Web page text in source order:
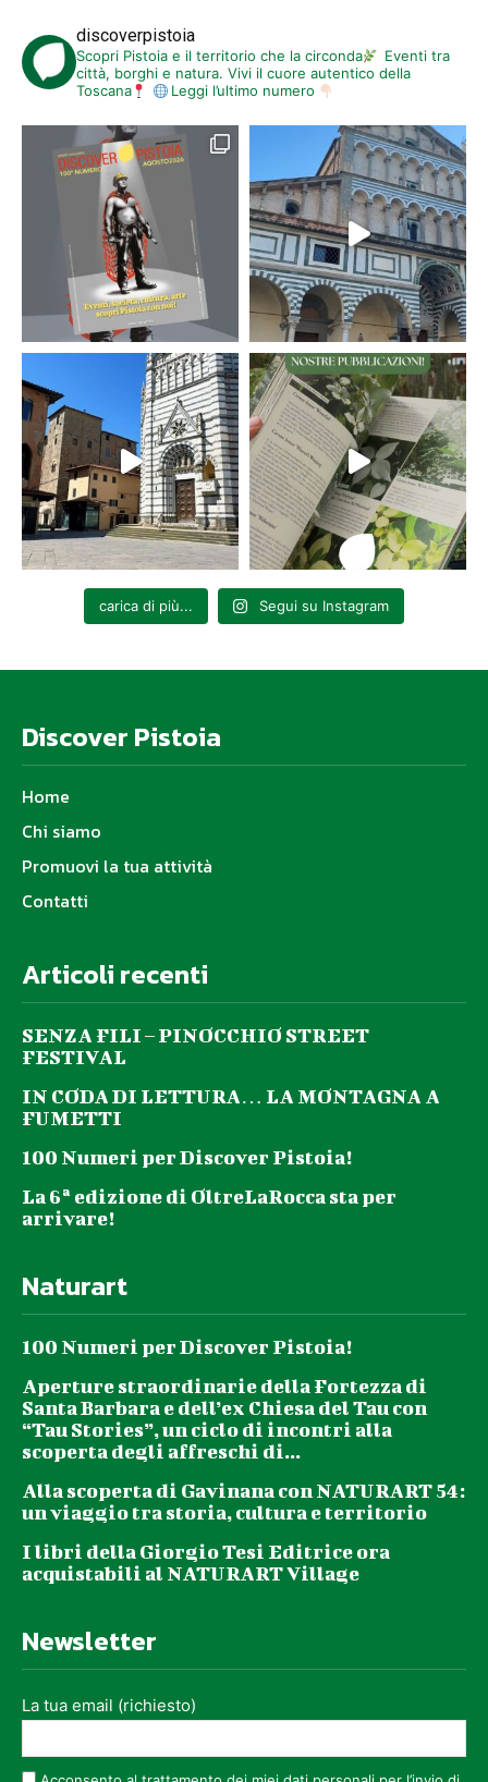
discoverpistoia
Scopri Pistoia e il territorio che la circonda
Eventi tra
città, borghi e natura. Vivi il cuore autentico della
Toscana
Leggi l’ultimo numero
carica di più... Segui su Instagram
Discover Pistoia
Home
Chi siamo
Promuovi la tua attività
Contatti
Articoli recenti
SENZA FILI – PINOCCHIO STREET
FESTIVAL
IN CODA DI LETTURA… LA MONTAGNA A
FUMETTI
100 Numeri per Discover Pistoia!
La 6ª edizione di OltreLaRocca sta per
arrivare!
Naturart
100 Numeri per Discover Pistoia!
Aperture straordinarie della Fortezza di
Santa Barbara e dell’ex Chiesa del Tau con
“Tau Stories”, un ciclo di incontri alla
scoperta degli affreschi di...
Alla scoperta di Gavinana con NATURART 54:
un viaggio tra storia, cultura e territorio
I libri della Giorgio Tesi Editrice ora
acquistabili al NATURART Village
Newsletter
La tua email (richiesto)